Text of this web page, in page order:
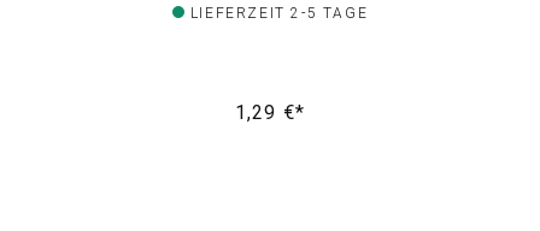
LIEFERZEIT 2-5 TAGE
1,29 €*